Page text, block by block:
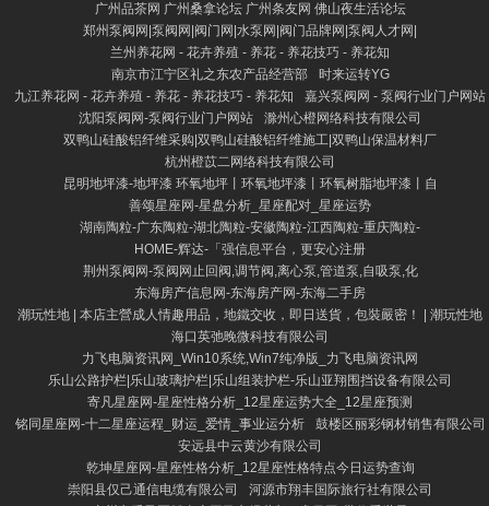
广州品茶网 广州桑拿论坛 广州条友网 佛山夜生活论坛
郑州泵阀网|泵阀网|阀门网|水泵网|阀门品牌网|泵阀人才网|
兰州养花网 - 花卉养殖 - 养花 - 养花技巧 - 养花知
南京市江宁区礼之东农产品经营部
时来运转YG
九江养花网 - 花卉养殖 - 养花 - 养花技巧 - 养花知
嘉兴泵阀网 - 泵阀行业门户网站
沈阳泵阀网-泵阀行业门户网站
滁州心橙网络科技有限公司
双鸭山硅酸铝纤维采购|双鸭山硅酸铝纤维施工|双鸭山保温材料厂
杭州橙苡二网络科技有限公司
昆明地坪漆-地坪漆 环氧地坪丨环氧地坪漆丨环氧树脂地坪漆丨自
善颂星座网-星盘分析_星座配对_星座运势
湖南陶粒-广东陶粒-湖北陶粒-安徽陶粒-江西陶粒-重庆陶粒-
HOME-辉达-「强信息平台，更安心注册
荆州泵阀网-泵阀网止回阀,调节阀,离心泵,管道泵,自吸泵,化
东海房产信息网-东海房产网-东海二手房
潮玩性地 | 本店主營成人情趣用品，地鐵交收，即日送貨，包裝嚴密！ | 潮玩性地
海口英弛晚微科技有限公司
力飞电脑资讯网_Win10系统,Win7纯净版_力飞电脑资讯网
乐山公路护栏|乐山玻璃护栏|乐山组装护栏-乐山亚翔围挡设备有限公司
寄凡星座网-星座性格分析_12星座运势大全_12星座预测
铭同星座网-十二星座运程_财运_爱情_事业运分析
鼓楼区丽彩钢材销售有限公司
安远县中云黄沙有限公司
乾坤星座网-星座性格分析_12星座性格特点今日运势查询
崇阳县仅己通信电缆有限公司
河源市翔丰国际旅行社有限公司